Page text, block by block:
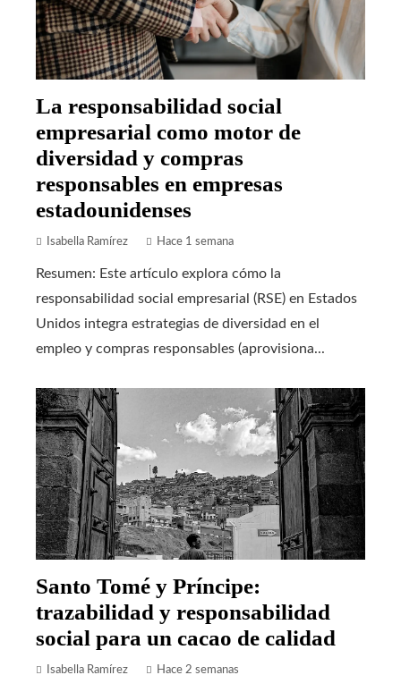
La responsabilidad social
empresarial como motor de
diversidad y compras
responsables en empresas
estadounidenses
Isabella Ramírez Hace 1 semana
Resumen: Este artículo explora cómo la
responsabilidad social empresarial (RSE) en Estados
Unidos integra estrategias de diversidad en el
empleo y compras responsables (aprovisiona...
Santo Tomé y Príncipe:
trazabilidad y responsabilidad
social para un cacao de calidad
Isabella Ramírez Hace 2 semanas